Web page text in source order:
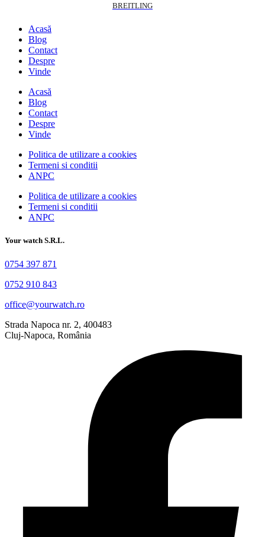
BREITLING
Acasă
Blog
Contact
Despre
Vinde
Acasă
Blog
Contact
Despre
Vinde
Politica de utilizare a cookies
Termeni si conditii
ANPC
Politica de utilizare a cookies
Termeni si conditii
ANPC
Your watch S.R.L.
0754 397 871
0752 910 843
office@yourwatch.ro
Strada Napoca nr. 2, 400483
Cluj-Napoca, România